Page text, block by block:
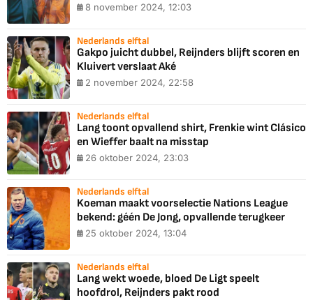
8 november 2024, 12:03
Nederlands elftal
Gakpo juicht dubbel, Reijnders blijft scoren en
Kluivert verslaat Aké
2 november 2024, 22:58
Nederlands elftal
Lang toont opvallend shirt, Frenkie wint Clásico
en Wieffer baalt na misstap
26 oktober 2024, 23:03
Nederlands elftal
Koeman maakt voorselectie Nations League
bekend: géén De Jong, opvallende terugkeer
25 oktober 2024, 13:04
Nederlands elftal
Lang wekt woede, bloed De Ligt speelt
hoofdrol, Reijnders pakt rood